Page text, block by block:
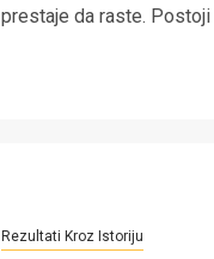
prestaje da raste. Postoji
Rezultati Kroz Istoriju